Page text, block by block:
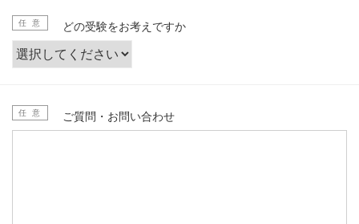
どの受験をお考えですか
任 意
ご質問・お問い合わせ
任 意